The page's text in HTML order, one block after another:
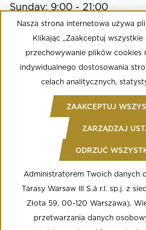
Sunday: 9:00 - 21:00
Multikino
Monday - Sunday: 9:00
Calypso Fitness Club
Monday - Friday: 6:00 am -
Saturday - Sunday: 8:00 -
© Copyright 2020 Złote
Regulamin Centrum Handlowego
Polityka prywatności
Informacja o przetwarzaniu danych
Regulamin aplikacji mobilnej
Ustawienia Cookies
Nasza strona internetowa używa
Klikając „Zaakceptuj wszystkie
przechowywanie plików cookies
indywidualnego dostosowania
celach analitycznych,
ZAAKCEPTUJ
ZARZĄDZAJ
ODRZUĆ
Administratorem Twoich danych
Tarasy Warsaw III S.á r.l. sp.j. z
Złota 59, 00-120 Warszawa).
przetwarzania danych